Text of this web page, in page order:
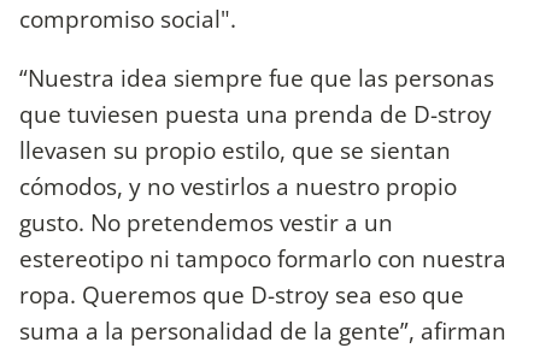
compromiso social".
“Nuestra idea siempre fue que las personas
que tuviesen puesta una prenda de D-stroy
llevasen su propio estilo, que se sientan
cómodos, y no vestirlos a nuestro propio
gusto. No pretendemos vestir a un
estereotipo ni tampoco formarlo con nuestra
ropa. Queremos que D-stroy sea eso que
suma a la personalidad de la gente”, afirman